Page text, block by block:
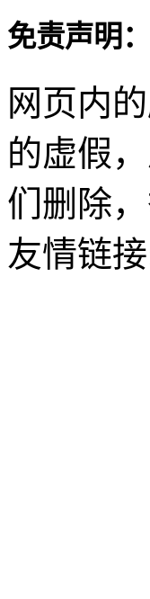
免责声明：
网页内
的虚假
们删除
友情链